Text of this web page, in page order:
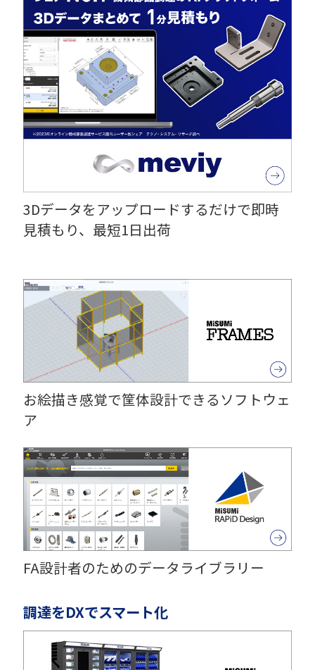
3Dデータをアップロードするだけで即時
見積もり、最短1日出荷
お絵描き感覚で筐体設計できるソフトウェ
ア
FA設計者のためのデータライブラリー
調達をDXでスマート化